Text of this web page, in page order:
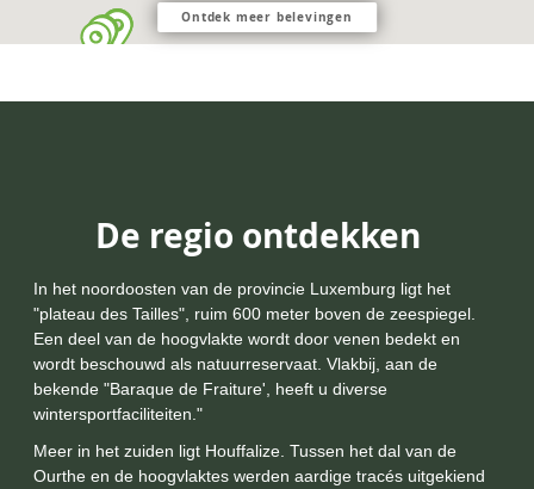
Ontdek meer belevingen
De regio ontdekken
In het noordoosten van de provincie Luxemburg ligt het
"plateau des Tailles", ruim 600 meter boven de zeespiegel.
Een deel van de hoogvlakte wordt door venen bedekt en
wordt beschouwd als natuurreservaat. Vlakbij, aan de
bekende "Baraque de Fraiture', heeft u diverse
wintersportfaciliteiten."
Meer in het zuiden ligt Houffalize. Tussen het dal van de
Ourthe en de hoogvlaktes werden aardige tracés uitgekiend